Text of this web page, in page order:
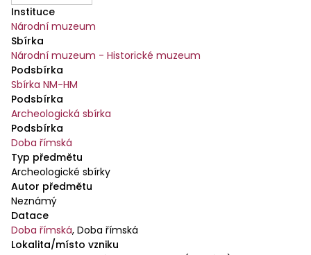
Instituce
Národní muzeum
Sbírka
Národní muzeum - Historické muzeum
Podsbírka
Sbírka NM-HM
Podsbírka
Archeologická sbírka
Podsbírka
Doba římská
Typ předmětu
Archeologické sbírky
Autor předmětu
Neznámý
Datace
Doba římská, Doba římská
Lokalita/místo vzniku